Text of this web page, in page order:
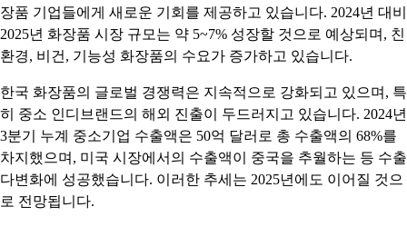
장품 기업들에게 새로운 기회를 제공하고 있습니다. 2024년 대비
2025년 화장품 시장 규모는 약 5~7% 성장할 것으로 예상되며, 친
환경, 비건, 기능성 화장품의 수요가 증가하고 있습니다.
한국 화장품의 글로벌 경쟁력은 지속적으로 강화되고 있으며, 특
히 중소 인디브랜드의 해외 진출이 두드러지고 있습니다. 2024년
3분기 누계 중소기업 수출액은 50억 달러로 총 수출액의 68%를
차지했으며, 미국 시장에서의 수출액이 중국을 추월하는 등 수출
다변화에 성공했습니다. 이러한 추세는 2025년에도 이어질 것으
로 전망됩니다.